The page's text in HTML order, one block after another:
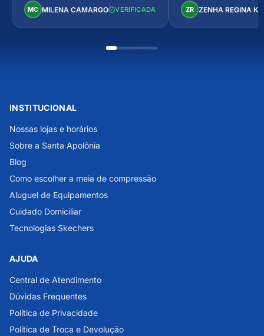
MC MILENA CAMARGO VERIFICADA
Perfeito!
ZR ZENHA REGINA
INSTITUCIONAL
Nossas lojas e horários
Sobre a Santa Apolônia
Blog
Como escolher a meia de compressão
Aluguel de Equipamentos
Cuidado Domiciliar
Tecnologias Skechers
AJUDA
Central de Atendimento
Dúvidas Frequentes
Política de Privacidade
Política de Troca e Devolução